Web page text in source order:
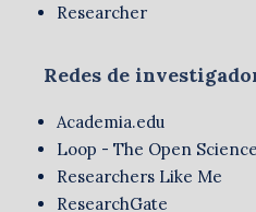
Researcher
Redes de
Academia.edu
Loop - The Open
Researchers Like Me
ResearchGate